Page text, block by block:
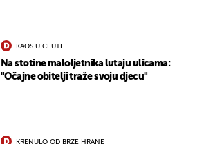
KAOS U CEUTI
Na stotine maloljetnika lutaju ulicama:
"Očajne obitelji traže svoju djecu"
KRENULO OD BRZE HRANE